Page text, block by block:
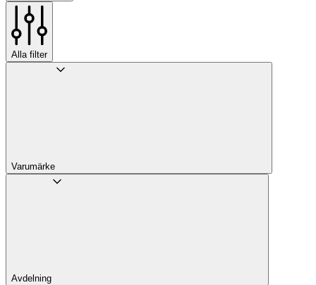
Alla filter
Varumärke
Avdelning